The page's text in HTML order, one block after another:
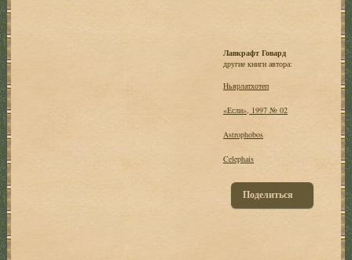
Лавкрафт Говард
другие книги автора:
Ньярлатхотеп
«Если», 1997 № 02
Astrophobos
Celephais
Поделиться